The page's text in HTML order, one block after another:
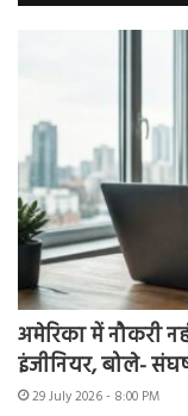
अमेरिका में नौकरी
इंजीनियर, बोले-
29 July 2026 - 8:00 PM